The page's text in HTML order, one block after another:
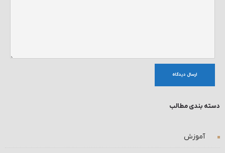
ارسال دیدگاه
دسته بندی مطالب
آموزش